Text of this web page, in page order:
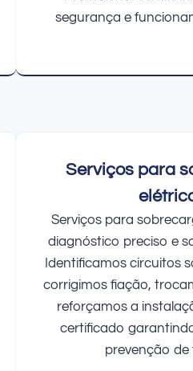
segurança e
Serviços para
Serviços para
diagnóstico preciso e
Identificamos circuitos
corrigimos fiação,
reforçamos a
certificado
prevenção de